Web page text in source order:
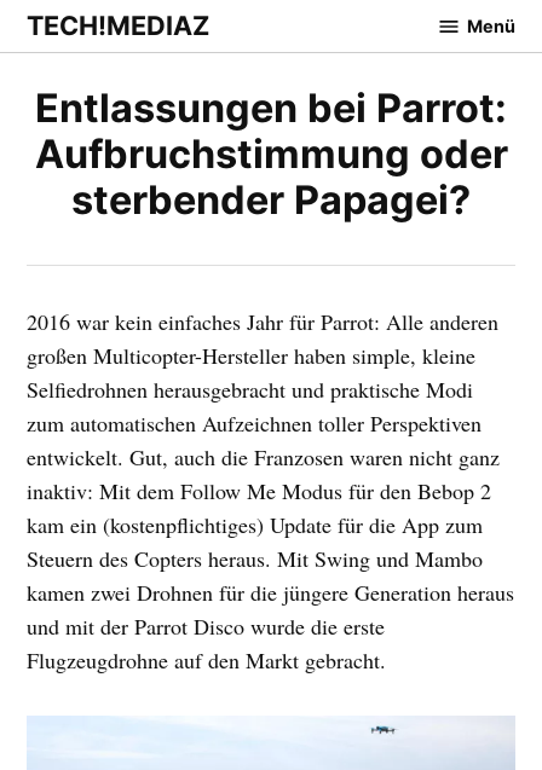
Zum
Inhalt
TECH!MEDIAZ Menü
Entlassungen bei Parrot:
Aufbruchstimmung oder
sterbender Papagei?
2016 war kein einfaches Jahr für Parrot: Alle anderen
großen Multicopter-Hersteller haben simple, kleine
Selfiedrohnen herausgebracht und praktische Modi
zum automatischen Aufzeichnen toller Perspektiven
entwickelt. Gut, auch die Franzosen waren nicht ganz
inaktiv: Mit dem Follow Me Modus für den Bebop 2
kam ein (kostenpflichtiges) Update für die App zum
Steuern des Copters heraus. Mit Swing und Mambo
kamen zwei Drohnen für die jüngere Generation heraus
und mit der Parrot Disco wurde die erste
Flugzeugdrohne auf den Markt gebracht.